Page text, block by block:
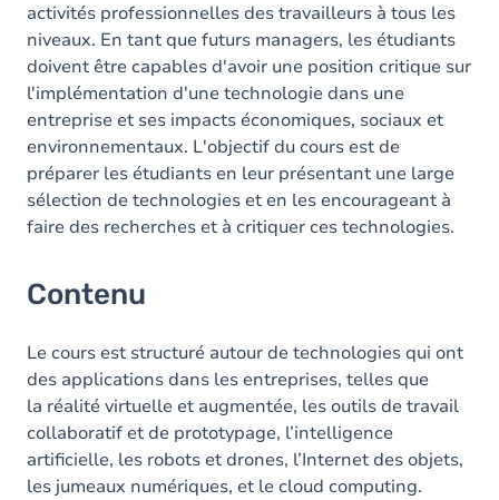
activités professionnelles des travailleurs à tous les
niveaux. En tant que futurs managers, les étudiants
doivent être capables d'avoir une position critique sur
l'implémentation d'une technologie dans une
entreprise et ses impacts économiques, sociaux et
environnementaux. L'objectif du cours est de
préparer les étudiants en leur présentant une large
sélection de technologies et en les encourageant à
faire des recherches et à critiquer ces technologies.
Contenu
Le cours est structuré autour de technologies qui ont
des applications dans les entreprises, telles que
la réalité virtuelle et augmentée, les outils de travail
collaboratif et de prototypage, l’intelligence
artificielle, les robots et drones, l’Internet des objets,
les jumeaux numériques, et le cloud computing.